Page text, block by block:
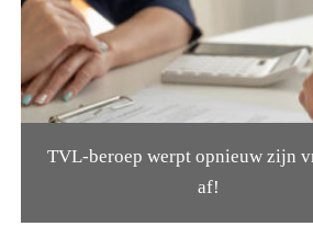
TVL-beroep werpt opnieuw zijn
af!